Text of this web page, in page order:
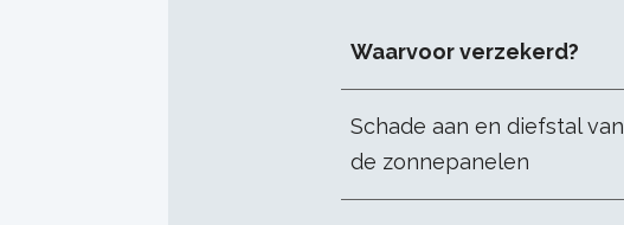
Waarvoor verzekerd?
Schade aan en diefstal van
de zonnepanelen